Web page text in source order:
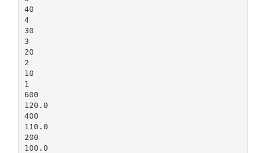
40
4
30
3
20
2
10
1
600
120.0
400
110.0
200
100.0